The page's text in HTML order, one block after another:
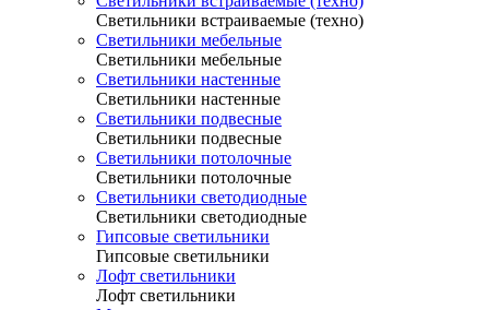
Светильники встраиваемые (техно)
Светильники мебельные
Светильники мебельные
Светильники настенные
Светильники настенные
Светильники подвесные
Светильники подвесные
Светильники потолочные
Светильники потолочные
Светильники светодиодные
Светильники светодиодные
Гипсовые светильники
Гипсовые светильники
Лофт светильники
Лофт светильники